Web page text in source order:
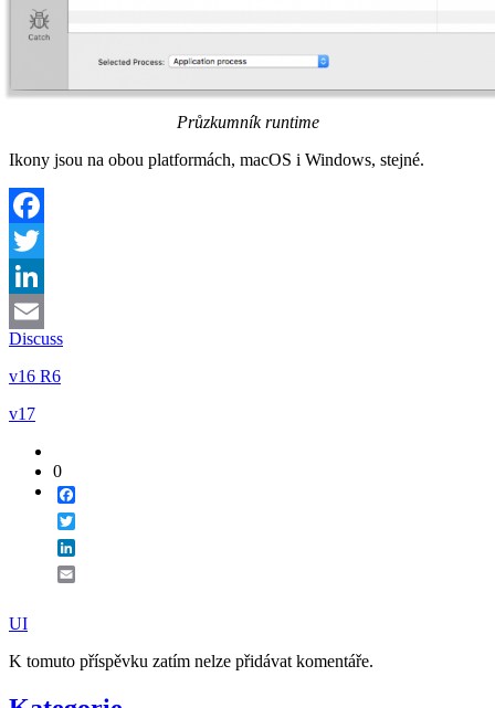
Průzkumník runtime
Ikony jsou na obou platformách, macOS i Windows, stejné.
Facebook
Twitter
LinkedIn
Email
Discuss
v16 R6
v17
0
UI
K tomuto příspěvku zatím nelze přidávat komentáře.